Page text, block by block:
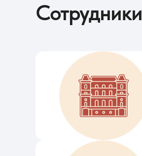
Сотрудники